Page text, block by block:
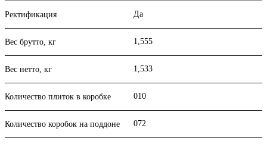
Ректификация Да
Вес брутто, кг 1,555
Вес нетто, кг 1,533
Количество плиток в коробке 010
Количество коробок на поддоне 072